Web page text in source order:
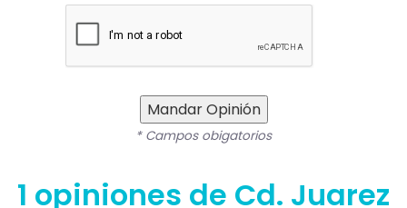
Mandar Opinión
* Campos obigatorios
1 opiniones de Cd. Juarez